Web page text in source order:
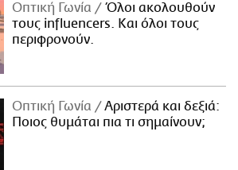
Οπτική Γωνία
Όλοι ακολουθούν
τους influencers. Και όλοι τους
περιφρονούν.
Οπτική Γωνία
Αριστερά και δεξιά:
Ποιος θυμάται πια τι σημαίνουν;